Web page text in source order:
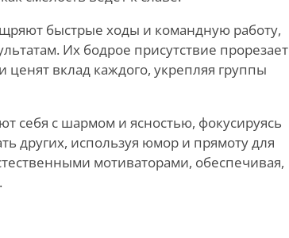
быстрые ходы и командную работу,
Их бодрое присутствие прорезает
ценят вклад каждого, укрепляя группы
себя с шармом и ясностью, фокусируясь
других, используя юмор и прямоту для
мотиваторами, обеспечивая,